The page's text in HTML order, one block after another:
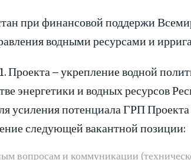
при финансовой поддержи
водными ресурсами и
Проекта – укрепление водной
энергетики и водных ресурсов
усиления потенциала ГРП
следующей вакантной позиции:
вопросам и коммуникации